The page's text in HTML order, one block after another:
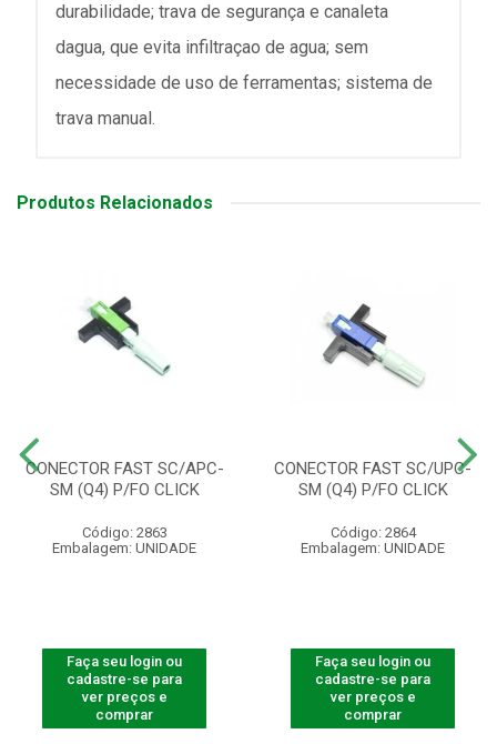
durabilidade; trava de segurança e canaleta
dagua, que evita infiltraçao de agua; sem
necessidade de uso de ferramentas; sistema de
trava manual.
Produtos Relacionados
CONECTOR FAST SC/APC-
SM (Q4) P/FO CLICK
Código: 2863
Embalagem: UNIDADE
Faça seu login ou
cadastre-se para
ver preços e
comprar
CONECTOR FAST SC/UPC-
SM (Q4) P/FO CLICK
Código: 2864
Embalagem: UNIDADE
Faça seu login ou
cadastre-se para
ver preços e
comprar